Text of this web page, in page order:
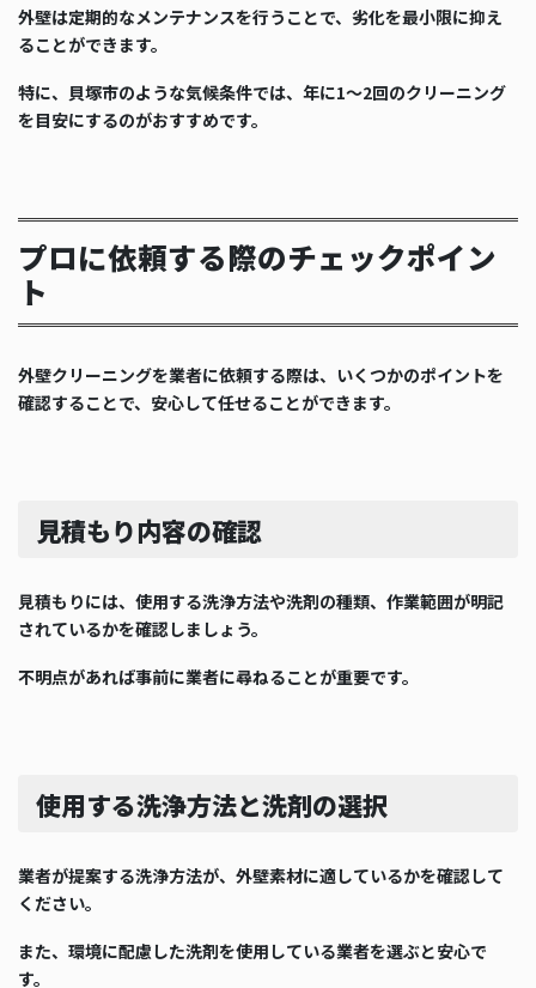
外壁は定期的なメンテナンスを行うことで、劣化を最小限に抑え
ることができます。
特に、貝塚市のような気候条件では、年に1〜2回のクリーニング
を目安にするのがおすすめです。
プロに依頼する際のチェックポイン
ト
外壁クリーニングを業者に依頼する際は、いくつかのポイントを
確認することで、安心して任せることができます。
見積もり内容の確認
見積もりには、使用する洗浄方法や洗剤の種類、作業範囲が明記
されているかを確認しましょう。
不明点があれば事前に業者に尋ねることが重要です。
使用する洗浄方法と洗剤の選択
業者が提案する洗浄方法が、外壁素材に適しているかを確認して
ください。
また、環境に配慮した洗剤を使用している業者を選ぶと安心で
す。